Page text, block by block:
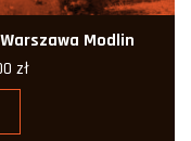
Modlin
złZakres